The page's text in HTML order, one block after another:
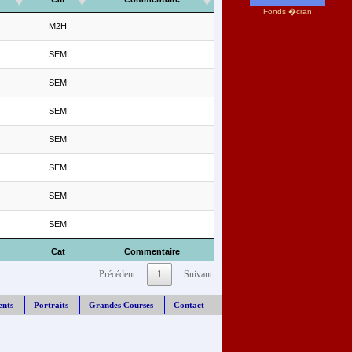
Cat Commentaire
M2H
SEM
SEM
SEM
SEM
SEM
SEM
SEM
Précédent 1 Suivant
Portraits Grandes Courses Contact
Fonds �cran